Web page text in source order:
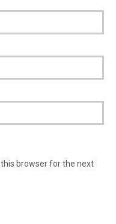
browser for the next